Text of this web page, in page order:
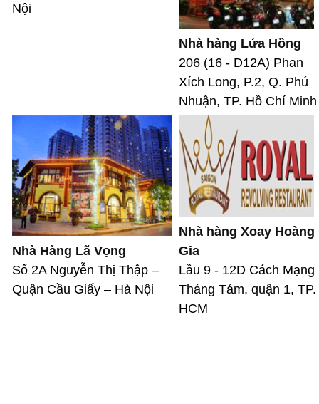
Nội
Nhà hàng Lửa Hồng
206 (16 - D12A) Phan
Xích Long, P.2, Q. Phú
Nhuận, TP. Hồ Chí Minh
Nhà Hàng Lã Vọng
Số 2A Nguyễn Thị Thập –
Quận Cầu Giấy – Hà Nội
Nhà hàng Xoay Hoàng
Gia
Lầu 9 - 12D Cách Mạng
Tháng Tám, quận 1, TP.
HCM